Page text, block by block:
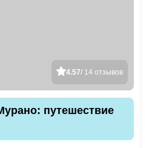
4.57/ 14 отзывов
путешествие